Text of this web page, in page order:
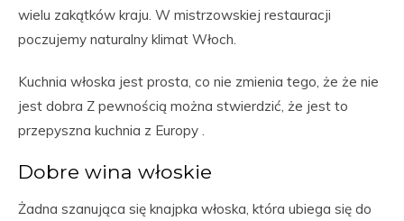
wielu zakątków kraju. W mistrzowskiej restauracji
poczujemy naturalny klimat Włoch.
Kuchnia włoska jest prosta, co nie zmienia tego, że że nie
jest dobra Z pewnością można stwierdzić, że jest to
przepyszna kuchnia z Europy .
Dobre wina włoskie
Żadna szanująca się knajpka włoska, która ubiega się do